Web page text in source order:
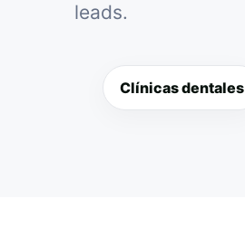
leads.
Clínicas dentales